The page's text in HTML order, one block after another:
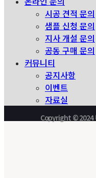
시공 견적 문의
샘플 신청 문의
지사 개설 문의
공동 구매 문의
커뮤니티
공지사항
이벤트
자료실
Copyright © 2024